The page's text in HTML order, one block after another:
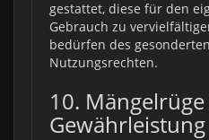
gestattet, diese für den
Gebrauch zu
bedürfen des
Nutzungsrechten.
10.
Gewährleistung